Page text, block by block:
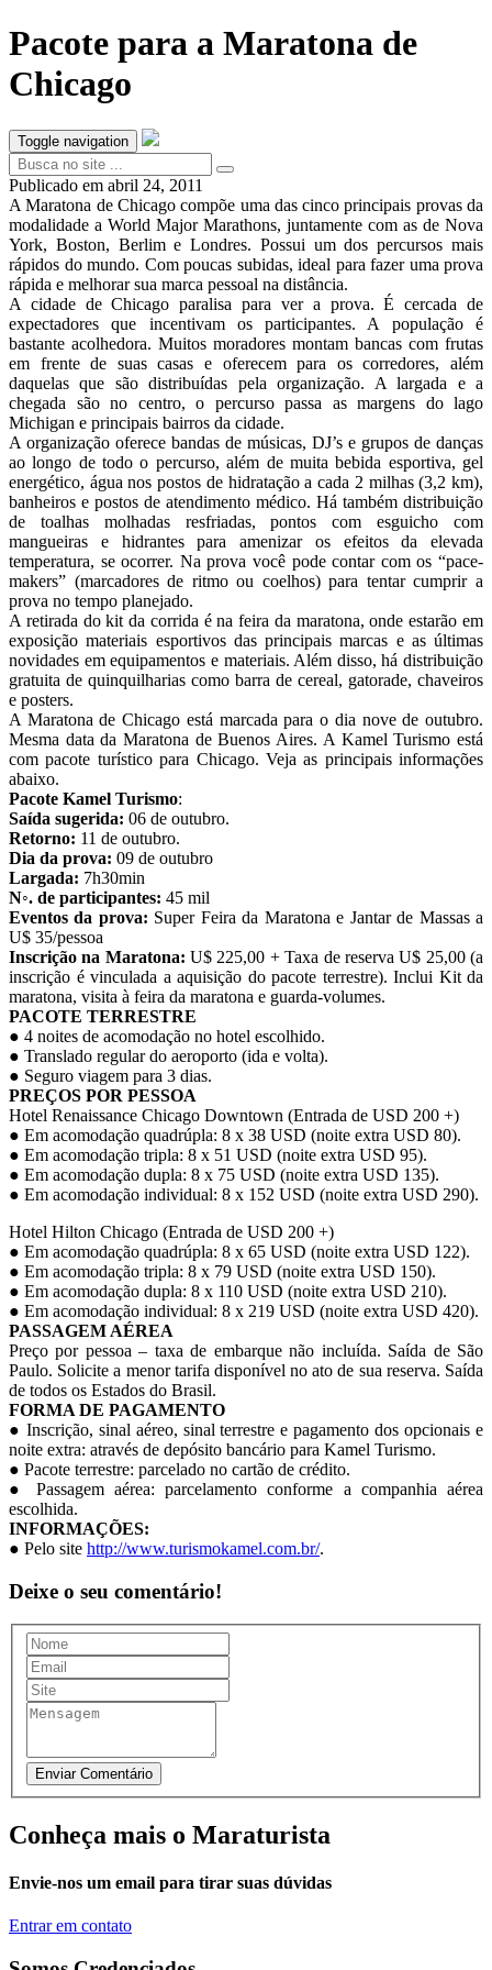
Pacote para a Maratona de
Chicago
Toggle navigation
Publicado em abril 24, 2011
A Maratona de Chicago compõe uma das cinco principais provas da
modalidade a World Major Marathons, juntamente com as de Nova
York, Boston, Berlim e Londres. Possui um dos percursos mais
rápidos do mundo. Com poucas subidas, ideal para fazer uma prova
rápida e melhorar sua marca pessoal na distância.
A cidade de Chicago paralisa para ver a prova. É cercada de
expectadores que incentivam os participantes. A população é
bastante acolhedora. Muitos moradores montam bancas com frutas
em frente de suas casas e oferecem para os corredores, além
daquelas que são distribuídas pela organização. A largada e a
chegada são no centro, o percurso passa as margens do lago
Michigan e principais bairros da cidade.
A organização oferece bandas de músicas, DJ’s e grupos de danças
ao longo de todo o percurso, além de muita bebida esportiva, gel
energético, água nos postos de hidratação a cada 2 milhas (3,2 km),
banheiros e postos de atendimento médico. Há também distribuição
de toalhas molhadas resfriadas, pontos com esguicho com
mangueiras e hidrantes para amenizar os efeitos da elevada
temperatura, se ocorrer. Na prova você pode contar com os “pace-
makers” (marcadores de ritmo ou coelhos) para tentar cumprir a
prova no tempo planejado.
A retirada do kit da corrida é na feira da maratona, onde estarão em
exposição materiais esportivos das principais marcas e as últimas
novidades em equipamentos e materiais. Além disso, há distribuição
gratuita de quinquilharias como barra de cereal, gatorade, chaveiros
e posters.
A Maratona de Chicago está marcada para o dia nove de outubro.
Mesma data da Maratona de Buenos Aires. A Kamel Turismo está
com pacote turístico para Chicago. Veja as principais informações
abaixo.
Pacote Kamel Turismo:
Saída sugerida: 06 de outubro.
Retorno: 11 de outubro.
Dia da prova: 09 de outubro
Largada: 7h30min
N◦. de participantes: 45 mil
Eventos da prova: Super Feira da Maratona e Jantar de Massas a
U$ 35/pessoa
Inscrição na Maratona: U$ 225,00 + Taxa de reserva U$ 25,00 (a
inscrição é vinculada a aquisição do pacote terrestre). Inclui Kit da
maratona, visita à feira da maratona e guarda-volumes.
PACOTE TERRESTRE
● 4 noites de acomodação no hotel escolhido.
● Translado regular do aeroporto (ida e volta).
● Seguro viagem para 3 dias.
PREÇOS POR PESSOA
Hotel Renaissance Chicago Downtown (Entrada de USD 200 +)
● Em acomodação quadrúpla: 8 x 38 USD (noite extra USD 80).
● Em acomodação tripla: 8 x 51 USD (noite extra USD 95).
● Em acomodação dupla: 8 x 75 USD (noite extra USD 135).
● Em acomodação individual: 8 x 152 USD (noite extra USD 290).
Hotel Hilton Chicago (Entrada de USD 200 +)
● Em acomodação quadrúpla: 8 x 65 USD (noite extra USD 122).
● Em acomodação tripla: 8 x 79 USD (noite extra USD 150).
● Em acomodação dupla: 8 x 110 USD (noite extra USD 210).
● Em acomodação individual: 8 x 219 USD (noite extra USD 420).
PASSAGEM AÉREA
Preço por pessoa – taxa de embarque não incluída. Saída de São
Paulo. Solicite a menor tarifa disponível no ato de sua reserva. Saída
de todos os Estados do Brasil.
FORMA DE PAGAMENTO
● Inscrição, sinal aéreo, sinal terrestre e pagamento dos opcionais e
noite extra: através de depósito bancário para Kamel Turismo.
● Pacote terrestre: parcelado no cartão de crédito.
● Passagem aérea: parcelamento conforme a companhia aérea
escolhida.
INFORMAÇÕES:
● Pelo site http://www.turismokamel.com.br/.
Deixe o seu comentário!
Conheça mais o Maraturista
Envie-nos um email para tirar suas dúvidas
Entrar em contato